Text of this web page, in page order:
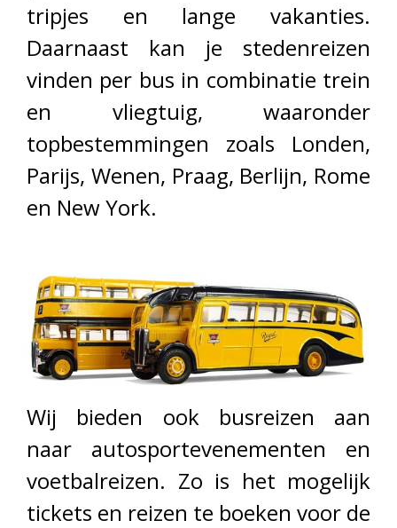
tripjes en lange vakanties.
Daarnaast kan je stedenreizen
vinden per bus in combinatie trein
en vliegtuig, waaronder
topbestemmingen zoals Londen,
Parijs, Wenen, Praag, Berlijn, Rome
en New York.
Wij bieden ook busreizen aan
naar autosportevenementen en
voetbalreizen. Zo is het mogelijk
tickets en reizen te boeken voor de